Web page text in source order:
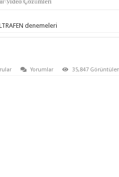
denemeleri
Yorumlar 35,847